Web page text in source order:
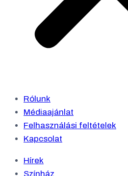
Rólunk
Médiaajánlat
Felhasználási feltételek
Kapcsolat
Hírek
Színház